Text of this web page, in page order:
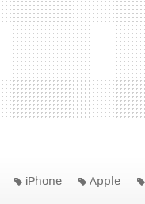
iPhone Apple